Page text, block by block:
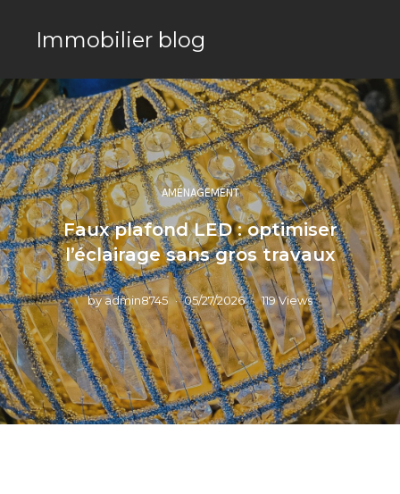
Immobilier blog
AMÉNAGEMENT
Faux plafond LED : optimiser
l’éclairage sans gros travaux
byadmin8745 05/27/2026 119 Views